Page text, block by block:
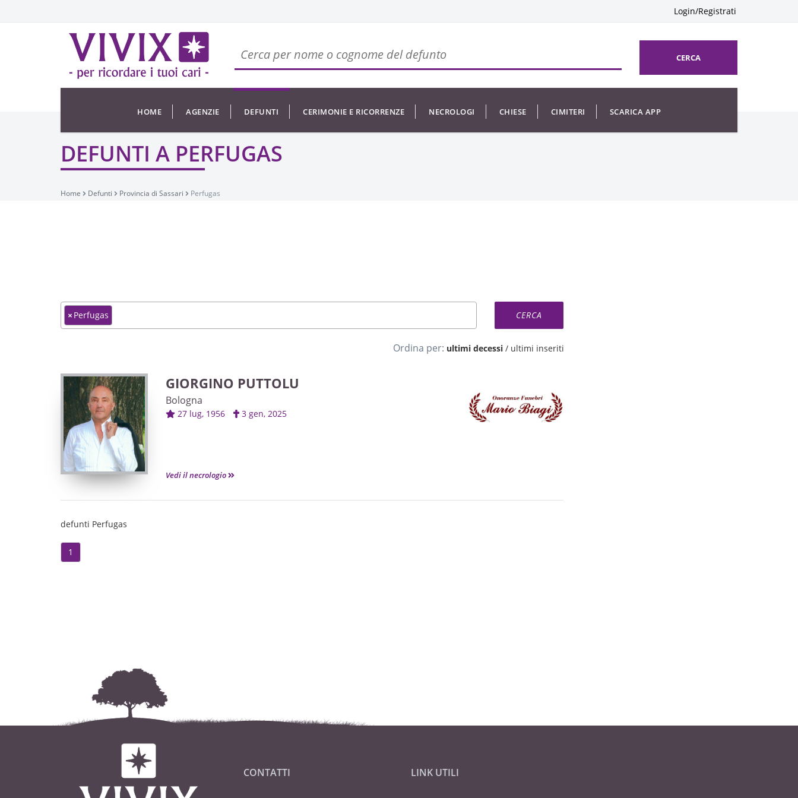
Login/Registrati
CERCA
HOME AGENZIE DEFUNTI CERIMONIE E RICORRENZE NECROLOGI CHIESE CIMITERI SCARICA APP
DEFUNTI A PERFUGAS
Home Defunti Provincia di Sassari Perfugas
× Perfugas
Ordina per: ultimi decessi/ ultimi inseriti
GIORGINO PUTTOLU
Bologna
27 lug, 1956 3 gen, 2025
Vedi il necrologio
defunti Perfugas
1
CONTATTI LINK UTILI